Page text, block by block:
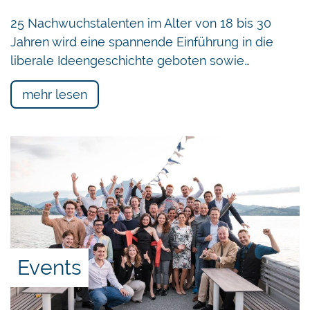
Ausprobierens stellen Möglichkeiten dar, die
Informations-Asymmetrie ohne staatliche
Regulierungen zu überwinden.
eine staatliche Regulierung bestehen sollte, so
sei darauf zu achten, dass diese nicht-
diskriminierend, proportional, Evidenz-basiert,
relevant zum bestehenden Kontext, klar, einfach
verständlich, berechenbar, fair und in gutem
Glauben ausfalle. Willkür und Unsicherheiten
seien bei solchen Regulierungs-Erlassen auf
jeden Fall zu vermeiden. Eine Stärke der Schweiz
sei es, dass kein Gesetz initiiert werden könne,
25 Nachwuchstalenten im Alter von 18 bis 30
Jahren wird eine spannende Einführung in die
liberale Ideengeschichte geboten sowie…
mehr lesen
Events